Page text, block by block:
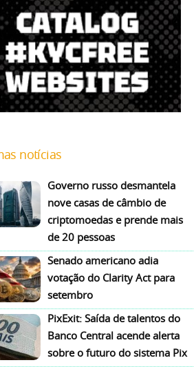
notícias
Governo russo desmantela
nove casas de câmbio de
criptomoedas e prende mais
de 20 pessoas
Senado americano adia
votação do Clarity Act para
setembro
PixExit: Saída de talentos do
Banco Central acende alerta
sobre o futuro do sistema Pix